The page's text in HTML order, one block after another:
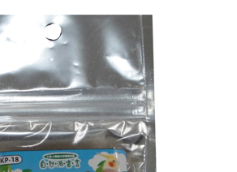
リビング雑貨
シニアサポート